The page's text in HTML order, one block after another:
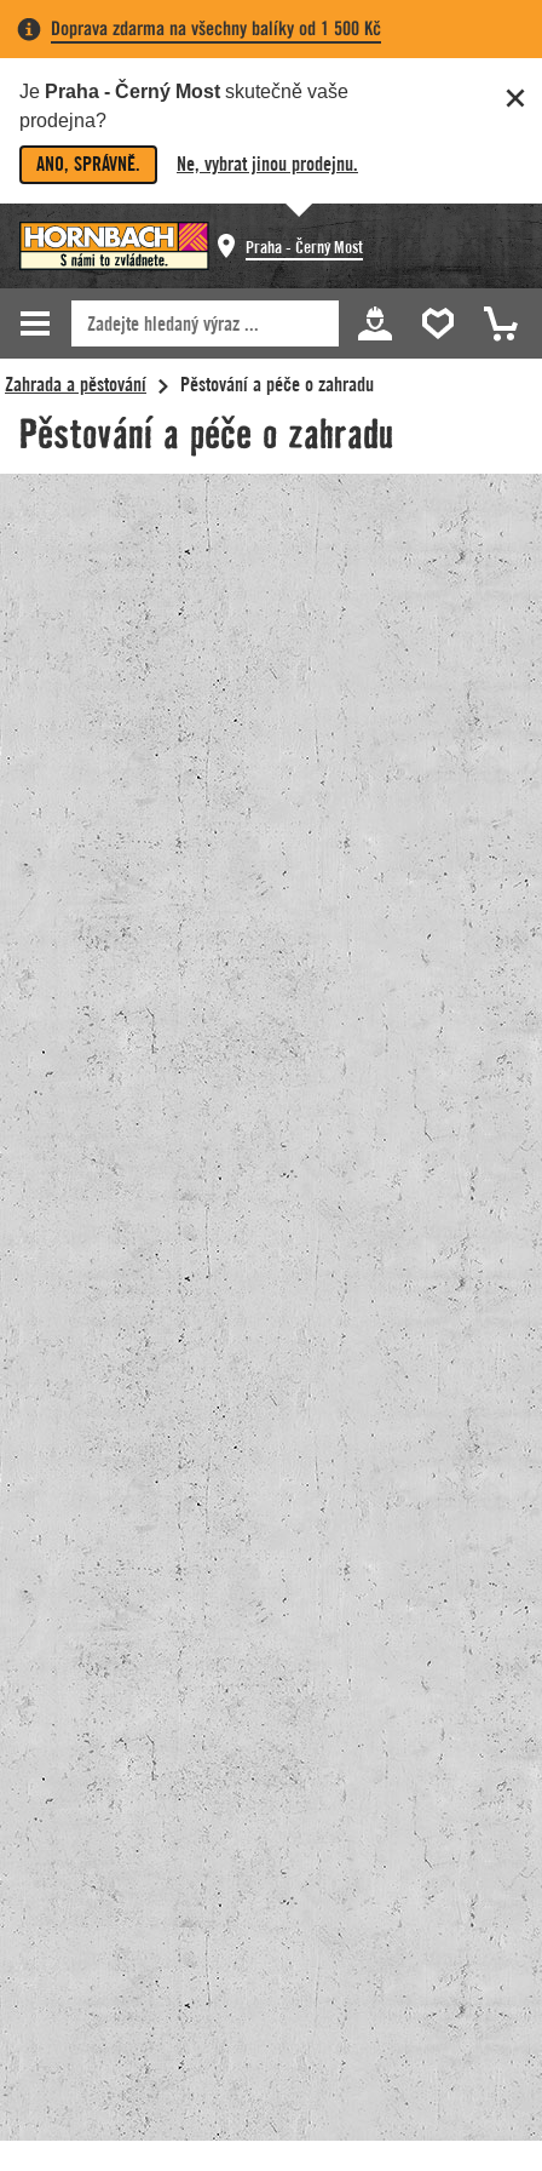
Doprava zdarma na všechny balíky od 1 500 Kč
Je Praha - Černý Most skutečně vaše
prodejna?
ANO, SPRÁVNĚ. Ne, vybrat jinou prodejnu.
Praha - Černý Most